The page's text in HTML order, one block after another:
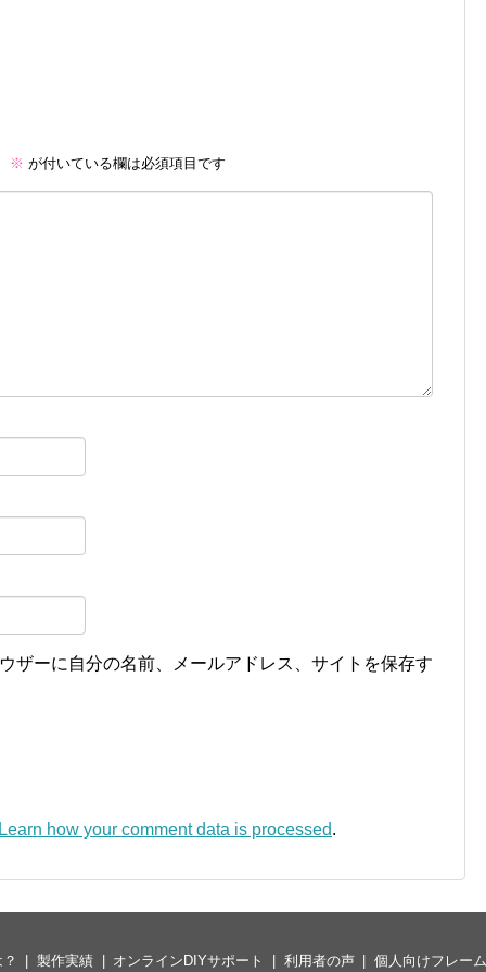
※ が付いている欄は必須項目です
ザーに自分の名前、メールアドレス、サイトを保存す
Learn how your comment data is processed.
製作実績 オンラインDIYサポート 利用者の声 個人向けフレー